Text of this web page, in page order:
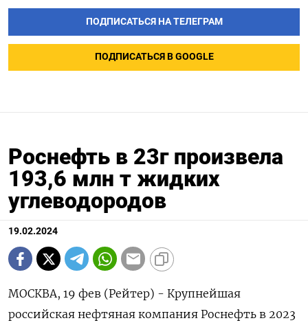
ПОДПИСАТЬСЯ НА ТЕЛЕГРАМ
ПОДПИСАТЬСЯ В GOOGLE
Роснефть в 23г произвела
193,6 млн т жидких
углеводородов
19.02.2024
МОСКВА, 19 фев (Рейтер) - Крупнейшая
российская нефтяная компания Роснефть в 2023